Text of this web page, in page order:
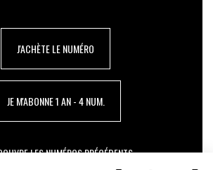
J'ACHÈTE LE NUMÉRO
JE M'ABONNE 1 AN - 4 NUM.
LES NUMÉROS PRÉCÉDENTS